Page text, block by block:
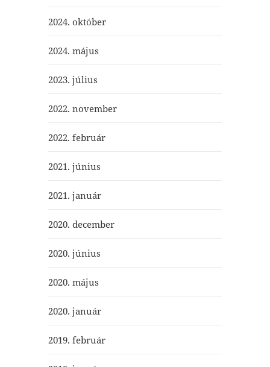
2024. október
2024. május
2023. július
2022. november
2022. február
2021. június
2021. január
2020. december
2020. június
2020. május
2020. január
2019. február